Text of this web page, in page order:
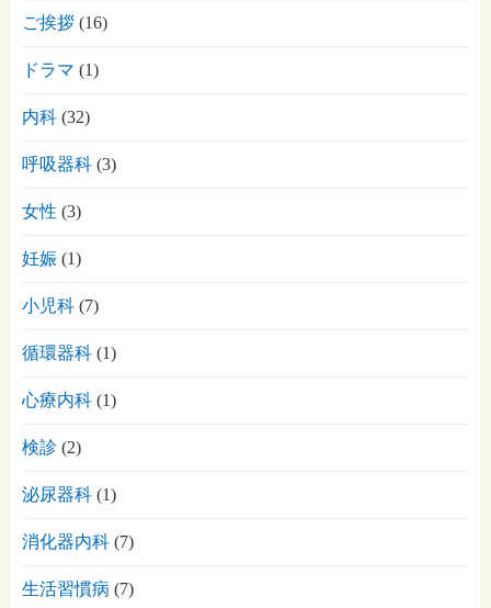
ご挨拶 (16)
ドラマ (1)
内科 (32)
呼吸器科 (3)
女性 (3)
妊娠 (1)
小児科 (7)
循環器科 (1)
心療内科 (1)
検診 (2)
泌尿器科 (1)
消化器内科 (7)
生活習慣病 (7)